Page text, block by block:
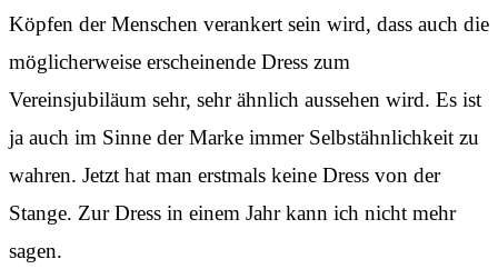
Köpfen der Menschen verankert sein wird, dass auch die
möglicherweise erscheinende Dress zum
Vereinsjubiläum sehr, sehr ähnlich aussehen wird. Es ist
ja auch im Sinne der Marke immer Selbstähnlichkeit zu
wahren. Jetzt hat man erstmals keine Dress von der
Stange. Zur Dress in einem Jahr kann ich nicht mehr
sagen.